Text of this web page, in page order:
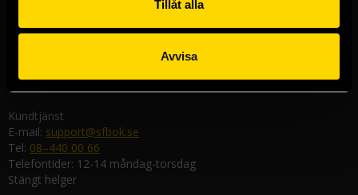
Tillåt alla
Avvisa
582 19 Linköping
Kundtjänst
E-mail: support@sfbok.se
Tel: 08–440 00 66
Telefontider: 12-14 måndag-torsdag
Stängt helger